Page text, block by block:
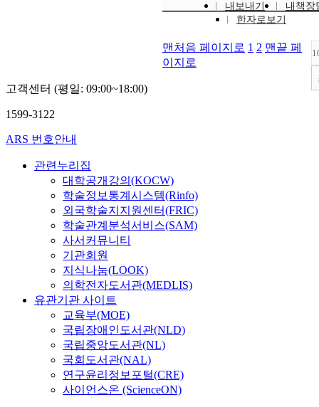
내보내기
내책장
한자로보기
맨처음 페이지로 1 2 맨끝 페
이지로
고객센터 (평일: 09:00~18:00)
1599-3122
ARS 번호안내
관련누리집
대학공개강의(KOCW)
학술정보통계시스템(Rinfo)
외국학술지지원센터(FRIC)
학술관계분석서비스(SAM)
사서커뮤니티
기관회원
지식나눔(LOOK)
의학전자도서관(MEDLIS)
유관기관 사이트
교육부(MOE)
국립장애인도서관(NLD)
국립중앙도서관(NL)
국회도서관(NAL)
연구윤리정보포털(CRE)
사이언스온 (ScienceON)